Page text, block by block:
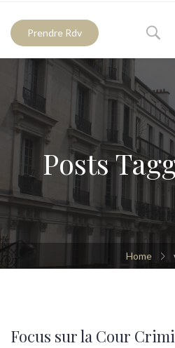
Prendre Rdv
Posts
Home
Focus sur la Cour